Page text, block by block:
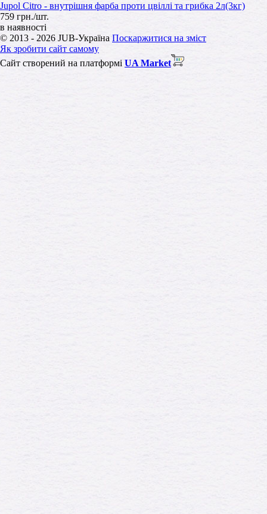
Jupol Citro - внутрішня фарба проти цвіллі та грибка 2л(3кг)
759 грн./шт.
в наявності
© 2013 - 2026 JUB-Україна Поскаржитися на зміст
Як зробити сайт самому
Сайт створений на платформі UA Market